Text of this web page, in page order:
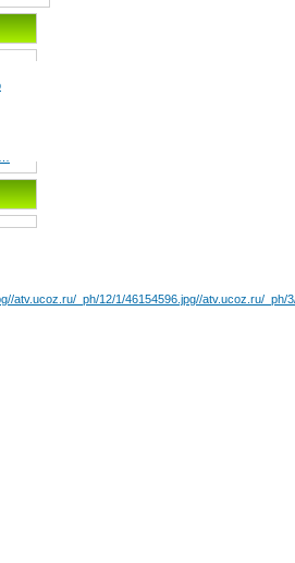
//atv.ucoz.ru/_ph/12/1/46154596.jpg//atv.ucoz.ru/_ph/